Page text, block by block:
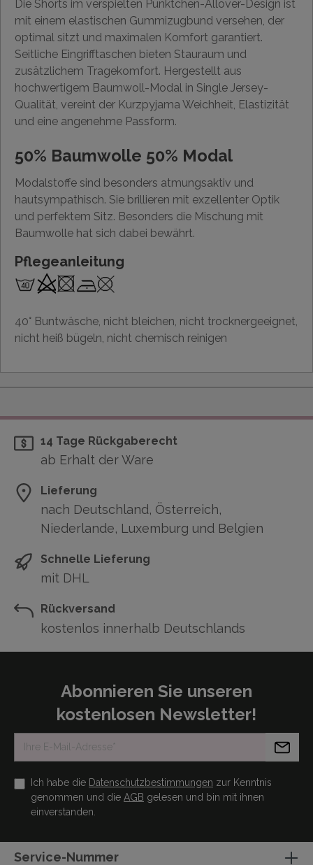
Die Shorts im verspielten Pünktchen-Allover-Design ist
mit einem elastischen Gummizugbund versehen, der
optimal sitzt und maximalen Komfort garantiert.
Seitliche Eingrifftaschen bieten Stauraum und
zusätzlichem Tragekomfort. Hergestellt aus
hochwertigem Baumwoll-Modal in Single Jersey-
Qualität, vereint der Kurzpyjama Weichheit, Elastizität
und eine angenehme Passform.
50% Baumwolle 50% Modal
Modalstoffe sind besonders atmungsaktiv und
hautsympathisch. Sie brillieren mit exzellenter Optik
und perfektem Sitz. Besonders die Mischung mit
Baumwolle hat sich dabei bewährt.
Pflegeanleitung
40° Buntwäsche, nicht bleichen, nicht trocknergeeignet,
nicht heiß bügeln, nicht chemisch reinigen
14 Tage Rückgaberecht
ab Erhalt der Ware
Lieferung
nach Deutschland, Österreich,
Niederlande, Luxemburg und Belgien
Schnelle Lieferung
mit DHL
Rückversand
kostenlos innerhalb Deutschlands
Abonnieren Sie unseren
kostenlosen Newsletter!
Ich habe die Datenschutzbestimmungen zur Kenntnis
genommen und die AGB gelesen und bin mit ihnen
einverstanden.
Service-Nummer